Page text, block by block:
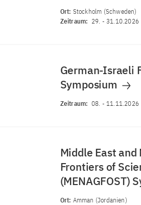
Ort: Stockholm (Schweden)
Zeitraum: 29. - 31.10.2026
German-Israeli
Symposium
Zeitraum: 08. - 11.11.2026
Middle East
Frontiers of
(MENAGFOST)
Ort: Amman (Jordanien)